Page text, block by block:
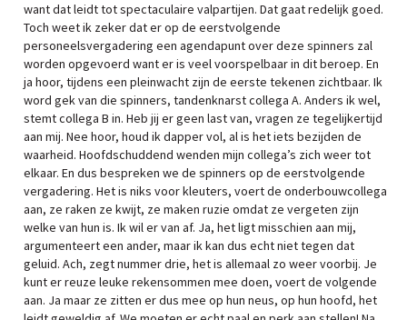
want dat leidt tot spectaculaire valpartijen. Dat gaat redelijk goed.
Toch weet ik zeker dat er op de eerstvolgende
personeelsvergadering een agendapunt over deze spinners zal
worden opgevoerd want er is veel voorspelbaar in dit beroep. En
ja hoor, tijdens een pleinwacht zijn de eerste tekenen zichtbaar. Ik
word gek van die spinners, tandenknarst collega A. Anders ik wel,
stemt collega B in. Heb jij er geen last van, vragen ze tegelijkertijd
aan mij. Nee hoor, houd ik dapper vol, al is het iets bezijden de
waarheid. Hoofdschuddend wenden mijn collega’s zich weer tot
elkaar. En dus bespreken we de spinners op de eerstvolgende
vergadering. Het is niks voor kleuters, voert de onderbouwcollega
aan, ze raken ze kwijt, ze maken ruzie omdat ze vergeten zijn
welke van hun is. Ik wil er van af. Ja, het ligt misschien aan mij,
argumenteert een ander, maar ik kan dus echt niet tegen dat
geluid. Ach, zegt nummer drie, het is allemaal zo weer voorbij. Je
kunt er reuze leuke rekensommen mee doen, voert de volgende
aan. Ja maar ze zitten er dus mee op hun neus, op hun hoofd, het